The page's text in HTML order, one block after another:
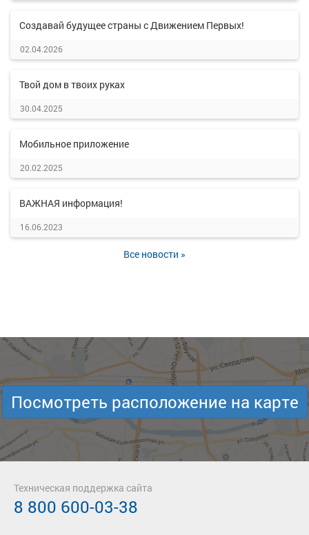
Создавай будущее страны с Движением Первых!
02.04.2026
Твой дом в твоих руках
30.04.2025
Мобильное приложение
20.02.2025
ВАЖНАЯ информация!
16.06.2023
Все новости »
Посмотреть расположение на карте
Техническая поддержка сайта
8 800 600-03-38